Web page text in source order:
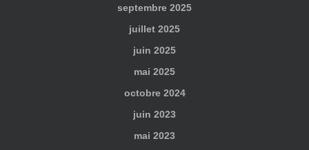
septembre 2025
juillet 2025
juin 2025
mai 2025
octobre 2024
juin 2023
mai 2023